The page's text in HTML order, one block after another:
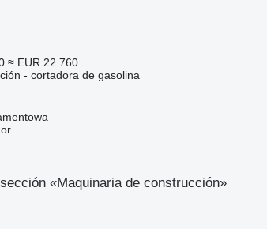
≈ EUR 22.760
- cortadora de gasolina
«Maquinaria de construcción»